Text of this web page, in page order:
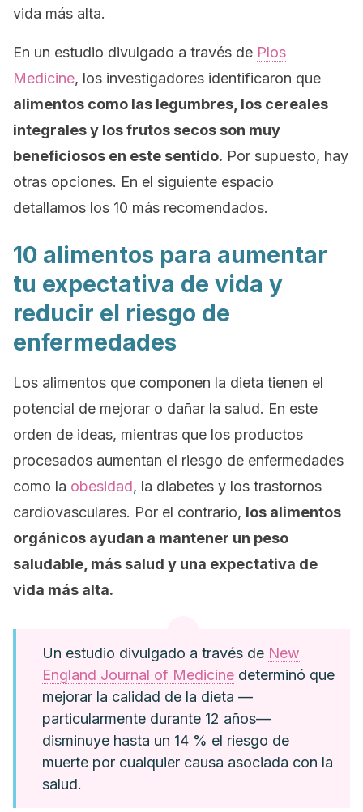
vida más alta.
En un estudio divulgado a través de Plos
Medicine, los investigadores identificaron que
alimentos como las legumbres, los cereales
integrales y los frutos secos son muy
beneficiosos en este sentido. Por supuesto, hay
otras opciones. En el siguiente espacio
detallamos los 10 más recomendados.
10 alimentos para aumentar
tu expectativa de vida y
reducir el riesgo de
enfermedades
Los alimentos que componen la dieta tienen el
potencial de mejorar o dañar la salud. En este
orden de ideas, mientras que los productos
procesados aumentan el riesgo de enfermedades
como la obesidad, la diabetes y los trastornos
cardiovasculares. Por el contrario, los alimentos
orgánicos ayudan a mantener un peso
saludable, más salud y una expectativa de
vida más alta.
Un estudio divulgado a través de New
England Journal of Medicine determinó que
mejorar la calidad de la dieta —
particularmente durante 12 años—
disminuye hasta un 14 % el riesgo de
muerte por cualquier causa asociada con la
salud.